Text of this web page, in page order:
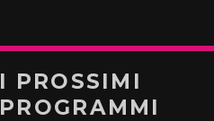
I PROSSIMI
PROGRAMMI